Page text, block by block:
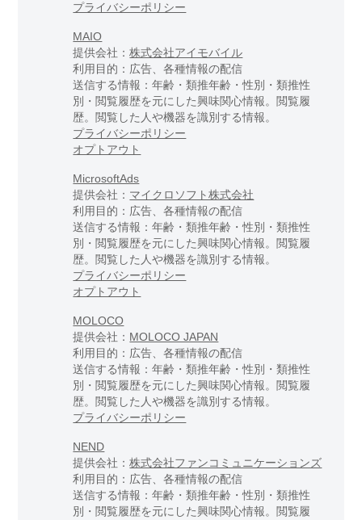
プライバシーポリシー
MAIO
提供会社：株式会社アイモバイル
利用目的：広告、各種情報の配信
送信する情報：年齢・類推年齢・性別・類推性
別・閲覧履歴を元にした興味関心情報。閲覧履
歴。閲覧した人や機器を識別する情報。
プライバシーポリシー
オプトアウト
MicrosoftAds
提供会社： マイクロソフト株式会社
利用目的：広告、各種情報の配信
送信する情報：年齢・類推年齢・性別・類推性
別・閲覧履歴を元にした興味関心情報。閲覧履
歴。閲覧した人や機器を識別する情報。
プライバシーポリシー
オプトアウト
MOLOCO
提供会社： MOLOCO JAPAN
利用目的：広告、各種情報の配信
送信する情報：年齢・類推年齢・性別・類推性
別・閲覧履歴を元にした興味関心情報。閲覧履
歴。閲覧した人や機器を識別する情報。
プライバシーポリシー
NEND
提供会社：株式会社ファンコミュニケーションズ
利用目的：広告、各種情報の配信
送信する情報：年齢・類推年齢・性別・類推性
別・閲覧履歴を元にした興味関心情報。閲覧履